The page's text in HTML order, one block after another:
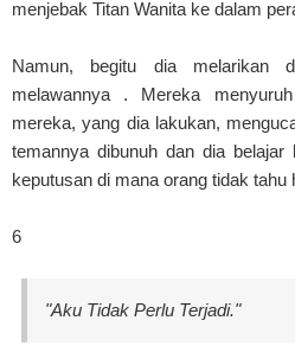
menjebak Titan Wanita ke dalam
Namun, begitu dia melarikan
melawannya . Mereka
mereka, yang dia lakukan,
temannya dibunuh dan dia belajar
keputusan di mana orang tidak tahu
6
"Aku Tidak Perlu Terjadi."